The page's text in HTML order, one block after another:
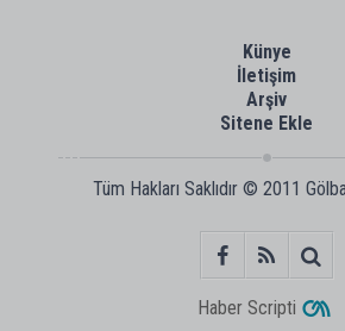
Künye
İletişim
Arşiv
Sitene Ekle
Tüm Hakları Saklıdır © 2011
Haber Scripti